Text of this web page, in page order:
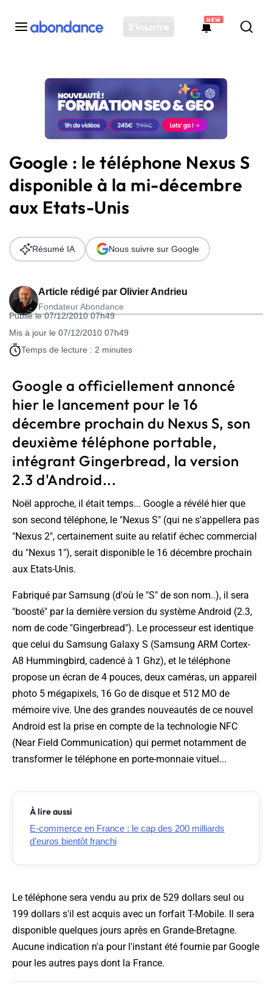
S'inscrire
NEW
Toutes les actus
Actus SEO
Plateforme
Solutions
Ressources
Audit SEO
Google : le téléphone Nexus S
disponible à la mi-décembre
aux Etats-Unis
Article rédigé par Olivier Andrieu
Fondateur Abondance
Publié le 07/12/2010 07h49
Mis à jour le 07/12/2010 07h49
Temps de lecture : 2 minutes
Résumé IA Nous suivre sur Google
Google a officiellement annoncé
hier le lancement pour le 16
décembre prochain du Nexus S, son
deuxième téléphone portable,
intégrant Gingerbread, la version
2.3 d'Android...
Noël approche, il était temps... Google a révélé hier que
son second téléphone, le "Nexus S" (qui ne s'appellera pas
"Nexus 2", certainement suite au relatif échec commercial
du "Nexus 1"), serait disponible le 16 décembre prochain
aux Etats-Unis.
Fabriqué par Samsung (d'où le "S" de son nom..), il sera
"boosté" par la dernière version du système Android (2.3,
nom de code "Gingerbread"). Le processeur est identique
que celui du Samsung Galaxy S (Samsung ARM Cortex-
A8 Hummingbird, cadencé à 1 Ghz), et le téléphone
propose un écran de 4 pouces, deux caméras, un appareil
photo 5 mégapixels, 16 Go de disque et 512 MO de
mémoire vive. Une des grandes nouveautés de ce nouvel
Android est la prise en compte de la technologie NFC
(Near Field Communication) qui permet notamment de
transformer le téléphone en porte-monnaie vituel...
À lire aussi
E-commerce en France : le cap des 200 milliards
d’euros bientôt franchi
Le téléphone sera vendu au prix de 529 dollars seul ou
199 dollars s'il est acquis avec un forfait T-Mobile. Il sera
disponible quelques jours après en Grande-Bretagne.
Aucune indication n'a pour l'instant été fournie par Google
pour les autres pays dont la France.